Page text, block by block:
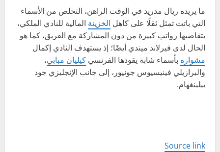
ما يريده ريال مدريد في الوقت الراهن، التخلص من الأسماء
التي باتت تمثل ثقلًا على كاهل الخزينة المالية للنادي الملكي،
بتقاضيها رواتب كبيرة من دون المشاركة مع الفريق، كما هو
الحال لدى فيرلاند ميندي أيضًا؛ إذ يستهدف النادي إكمال
مشواره بأسماء شابة يقودها الفرنسي كيليان مبابي،
والبرازيلي فينيسيوس جونيور، إلى جانب الإنجليزي جود
بيلينغهام.
Source link